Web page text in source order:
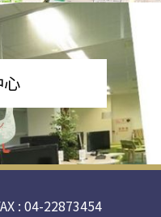
: 04-22873454